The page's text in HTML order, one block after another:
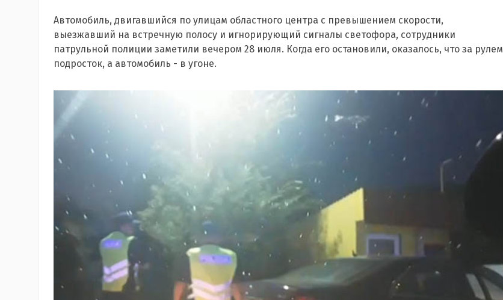
Автомобиль, двигавшийся по улицам областного центра с превышением скорости,
выезжавший на встречную полосу и игнорирующий сигналы светофора, сотрудники
патрульной полиции заметили вечером 28 июля. Когда его остановили, оказалось, что за рулем
подросток, а автомобиль - в угоне.